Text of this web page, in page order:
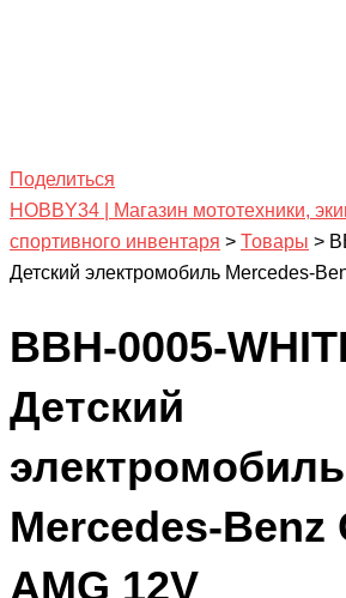
Поделиться
HOBBY34 | Магазин мототехники,
спортивного инвентаря > Товары >
Детский электромобиль Mercedes-
BBH-0005-
Детский
электромобиль
Mercedes-Benz
AMG 12V